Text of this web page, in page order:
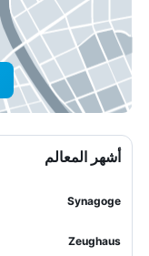
أشهر المعالم
Synagoge
Zeughaus